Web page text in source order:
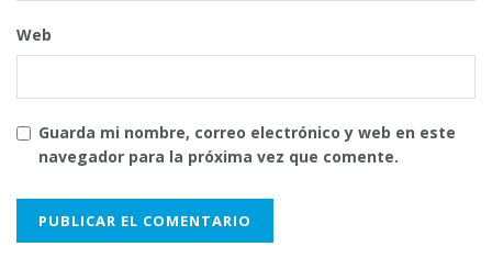
Web
Guarda mi nombre, correo electrónico y web en este
navegador para la próxima vez que comente.